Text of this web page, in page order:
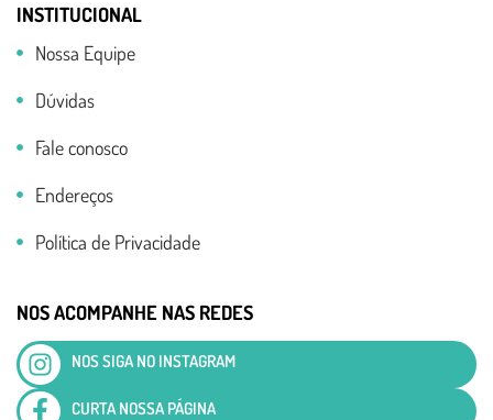
INSTITUCIONAL
Nossa Equipe
Dúvidas
Fale conosco
Endereços
Política de Privacidade
NOS ACOMPANHE NAS REDES
NOS SIGA NO INSTAGRAM
CURTA NOSSA PÁGINA